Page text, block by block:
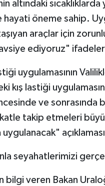
altındaki
hayati öneme sahip.
araçlar için
ediyoruz"
uygulamasının
kış lastiği
ve sonrasında
takip etmeleri
seyahatlerimizi
bilgi veren Bakan